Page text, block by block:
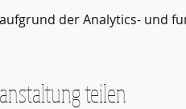
der Analytics- und
teilen